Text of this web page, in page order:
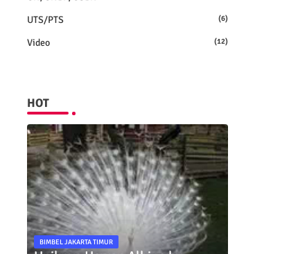
UTS/PTS (6)
Video (12)
HOT
BIMBEL JAKARTA TIMUR